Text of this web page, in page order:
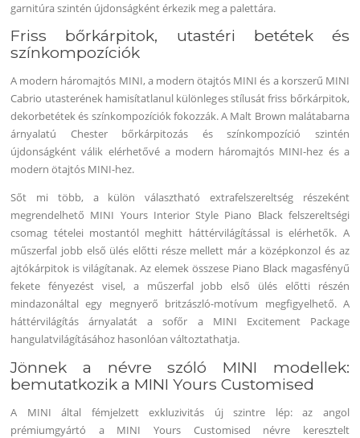
garnitúra szintén újdonságként érkezik meg a palettára.
Friss bőrkárpitok, utastéri betétek és
színkompozíciók
A modern háromajtós MINI, a modern ötajtós MINI és a korszerű MINI
Cabrio utasterének hamisítatlanul különleges stílusát friss bőrkárpitok,
dekorbetétek és színkompozíciók fokozzák. A Malt Brown malátabarna
árnyalatú Chester bőrkárpitozás és színkompozíció szintén
újdonságként válik elérhetővé a modern háromajtós MINI-hez és a
modern ötajtós MINI-hez.
Sőt mi több, a külön választható extrafelszereltség részeként
megrendelhető MINI Yours Interior Style Piano Black felszereltségi
csomag tételei mostantól meghitt háttérvilágítással is elérhetők. A
műszerfal jobb első ülés előtti része mellett már a középkonzol és az
ajtókárpitok is világítanak. Az elemek összese Piano Black magasfényű
fekete fényezést visel, a műszerfal jobb első ülés előtti részén
mindazonáltal egy megnyerő britzászló-motívum megfigyelhető. A
háttérvilágítás árnyalatát a sofőr a MINI Excitement Package
hangulatvilágításához hasonlóan változtathatja.
Jönnek a névre szóló MINI modellek:
bemutatkozik a MINI Yours Customised
A MINI által fémjelzett exkluzivitás új szintre lép: az angol
prémiumgyártó a MINI Yours Customised névre keresztelt